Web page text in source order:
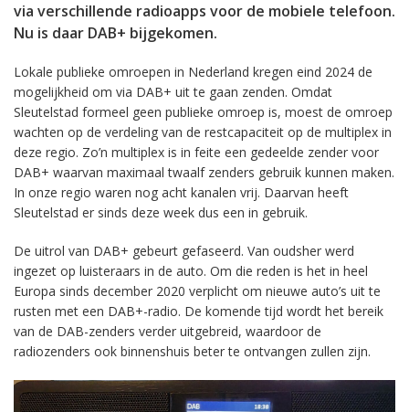
via verschillende radioapps voor de mobiele telefoon.
Nu is daar DAB+ bijgekomen.
Lokale publieke omroepen in Nederland kregen eind 2024 de
mogelijkheid om via DAB+ uit te gaan zenden. Omdat
Sleutelstad formeel geen publieke omroep is, moest de omroep
wachten op de verdeling van de restcapaciteit op de multiplex in
deze regio. Zo’n multiplex is in feite een gedeelde zender voor
DAB+ waarvan maximaal twaalf zenders gebruik kunnen maken.
In onze regio waren nog acht kanalen vrij. Daarvan heeft
Sleutelstad er sinds deze week dus een in gebruik.
De uitrol van DAB+ gebeurt gefaseerd. Van oudsher werd
ingezet op luisteraars in de auto. Om die reden is het in heel
Europa sinds december 2020 verplicht om nieuwe auto’s uit te
rusten met een DAB+-radio. De komende tijd wordt het bereik
van de DAB-zenders verder uitgebreid, waardoor de
radiozenders ook binnenshuis beter te ontvangen zullen zijn.